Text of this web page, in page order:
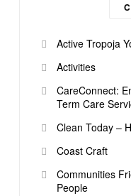
Active Tropoja
Activities
CareConnect:
Term Care
Clean Today –
Coast Craft
Communities
People